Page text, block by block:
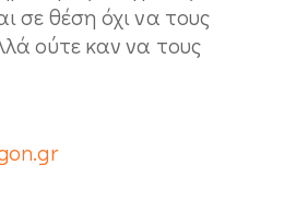
σε θέση όχι να τους
ούτε καν να τους